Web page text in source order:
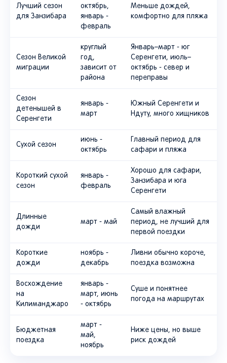
Лучший сезон
для Занзибара
октябрь,
январь -
февраль
Меньше дождей,
комфортно для пляжа
Сезон Великой
миграции
круглый
год,
зависит от
района
Январь–март - юг
Серенгети, июль–
октябрь - север и
переправы
Сезон
детенышей в
Серенгети
январь -
март
Южный Серенгети и
Ндуту, много хищников
Сухой сезон
июнь -
октябрь
Главный период для
сафари и пляжа
Короткий сухой
сезон
январь -
февраль
Хорошо для сафари,
Занзибара и юга
Серенгети
Длинные
дожди
март - май
Самый влажный
период, не лучший для
первой поездки
Короткие
дожди
ноябрь -
декабрь
Ливни обычно короче,
поездка возможна
Восхождение
на
Килиманджаро
январь -
март, июнь
- октябрь
Суше и понятнее
погода на маршрутах
Бюджетная
поездка
март -
май,
ноябрь
Ниже цены, но выше
риск дождей